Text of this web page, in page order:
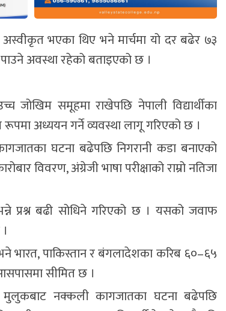
अस्वीकृत भएका थिए भने मार्चमा यो दर बढेर ७३
पाउने अवस्था रहेको बताइएको छ ।
जोखिम समूहमा राखेपछि नेपाली विद्यार्थीका
अध्ययन गर्ने व्यवस्था लागू गरिएको छ ।
घटना बढेपछि निगरानी कडा बनाएको
विवरण, अंग्रेजी भाषा परीक्षाको राम्रो नतिजा
प्रश्न बढी सोधिने गरिएको छ । यसको जवाफ
भारत, पाकिस्तान र बंगलादेशका करिब ६०–६५
सीमित छ ।
नक्कली कागजातका घटना बढेपछि